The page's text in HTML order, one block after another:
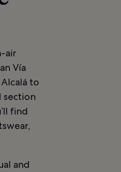
air
Vía
to
section
find
and